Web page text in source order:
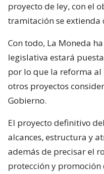
proyecto de ley, con el
tramitación se extienda
Con todo, La Moneda
legislativa estará
por lo que la reforma al
otros proyectos
Gobierno.
El proyecto definitivo
alcances, estructura y
además de precisar el
protección y promoción